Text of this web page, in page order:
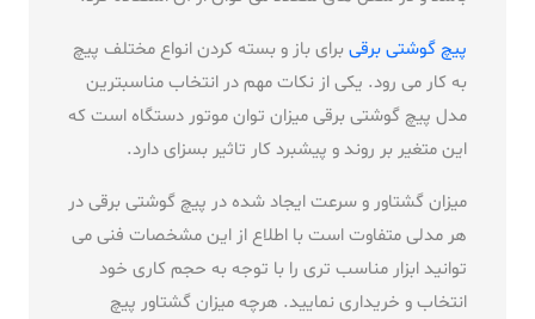
پیچ گوشتی برقیبرای باز و بسته کردن انواع مختلف پیچ
به کار می رود. يکی از نکات مهم در انتخاب مناسبترین
مدل پيچ گوشتی برقی میزان توان موتور دستگاه است که
این متغیر بر روند و پیشبرد کار تاثیر بسزای دارد.
ميزان گشتاور و سرعت ايجاد شده در پیچ گوشتی برقی در
هر مدلی متفاوت است با اطلاع از این مشخصات فنی می
توانید ابزار مناسب تری را با توجه به حجم کاری خود
انتخاب و خریداری نمایید. هرچه میزان گشتاور پیچ